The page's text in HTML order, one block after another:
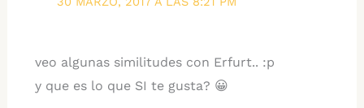
veo algunas similitudes con Erfurt.. :p
y que es lo que SI te gusta? 😀